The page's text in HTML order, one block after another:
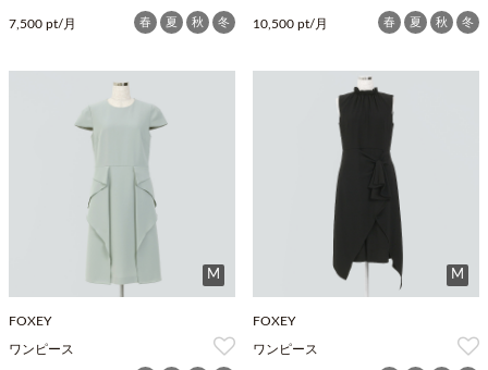
7,500 pt/月 春 夏 秋 冬 10,500 pt/月 春 夏 秋 冬
M
FOXEY
ワンピース
M
FOXEY
ワンピース